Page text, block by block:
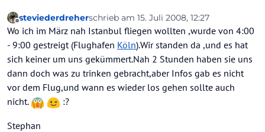
Offline
steviederdreherschrieb am 15. Juli 2008, 12:27
zuletzt editiert von
Wo ich im März nah Istanbul fliegen wollten ,wurde von 4:00
- 9:00 gestreigt (Flughafen Köln).Wir standen da ,und es hat
sich keiner um uns gekümmert.Nah 2 Stunden haben sie uns
dann doch was zu trinken gebracht,aber Infos gab es nicht
vor dem Flug,und wann es wieder los gehen sollte auch
nicht.
:?
Stephan